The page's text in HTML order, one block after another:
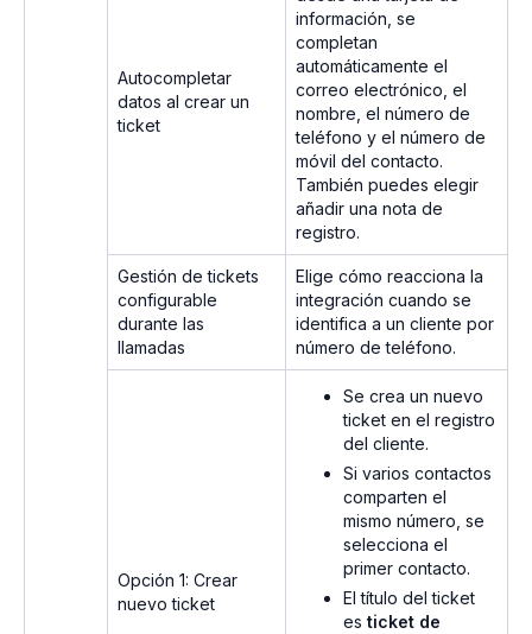
Autocompletar
datos al crear un
ticket
información, se
completan
automáticamente el
correo electrónico, el
nombre, el número de
teléfono y el número de
móvil del contacto.
También puedes elegir
añadir una nota de
registro.
Gestión de tickets
configurable
durante las
llamadas
Elige cómo reacciona la
integración cuando se
identifica a un cliente por
número de teléfono.
Opción 1: Crear
nuevo ticket
Se crea un nuevo
ticket en el registro
del cliente.
Si varios contactos
comparten el
mismo número, se
selecciona el
primer contacto.
El título del ticket
es ticket de